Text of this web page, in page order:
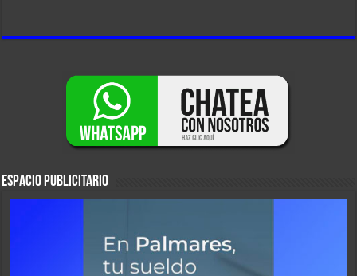
ESPACIO PUBLICITARIO